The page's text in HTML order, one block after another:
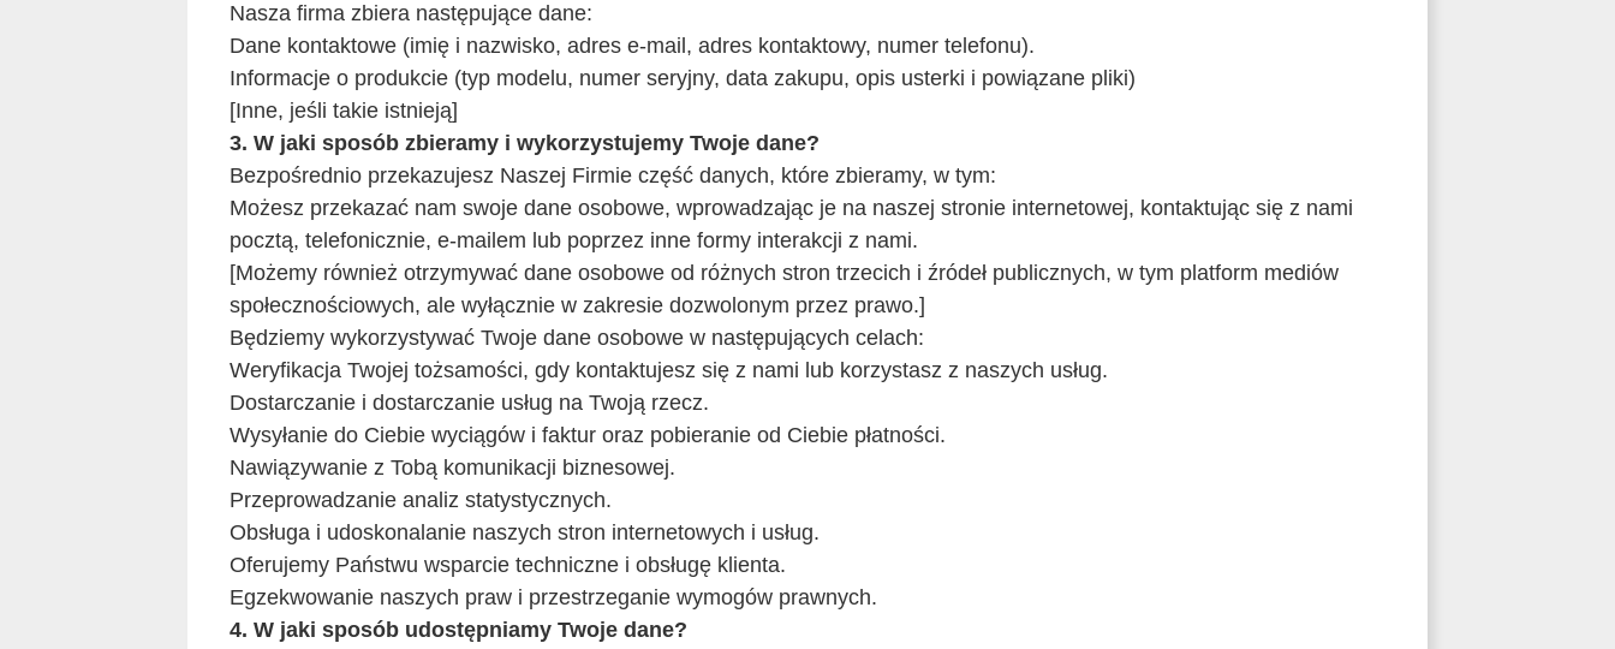
Nasza firma zbiera następujące dane:
Dane kontaktowe (imię i nazwisko, adres e-mail, adres kontaktowy, numer telefonu).
Informacje o produkcie (typ modelu, numer seryjny, data zakupu, opis usterki i powiązane pliki)
[Inne, jeśli takie istnieją]
3. W jaki sposób zbieramy i wykorzystujemy Twoje dane?
Bezpośrednio przekazujesz Naszej Firmie część danych, które zbieramy, w tym:
Możesz przekazać nam swoje dane osobowe, wprowadzając je na naszej stronie internetowej, kontaktując się z nami
pocztą, telefonicznie, e-mailem lub poprzez inne formy interakcji z nami.
[Możemy również otrzymywać dane osobowe od różnych stron trzecich i źródeł publicznych, w tym platform mediów
społecznościowych, ale wyłącznie w zakresie dozwolonym przez prawo.]
Będziemy wykorzystywać Twoje dane osobowe w następujących celach:
Weryfikacja Twojej tożsamości, gdy kontaktujesz się z nami lub korzystasz z naszych usług.
Dostarczanie i dostarczanie usług na Twoją rzecz.
Wysyłanie do Ciebie wyciągów i faktur oraz pobieranie od Ciebie płatności.
Nawiązywanie z Tobą komunikacji biznesowej.
Przeprowadzanie analiz statystycznych.
Obsługa i udoskonalanie naszych stron internetowych i usług.
Oferujemy Państwu wsparcie techniczne i obsługę klienta.
Egzekwowanie naszych praw i przestrzeganie wymogów prawnych.
4. W jaki sposób udostępniamy Twoje dane?